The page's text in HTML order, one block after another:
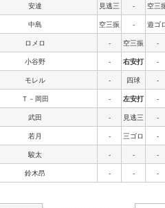
安達 見逃三 -
空三
中島 空三振 -
遊ゴ
ロメロ - 空三振
-
小谷野 - 右安打
-
モレル - 四球
-
Ｔ－岡田 - 左安打
-
武田 - 見逃三
-
若月 - 三ゴロ
-
駿太 - -
-
鈴木昂 - - -